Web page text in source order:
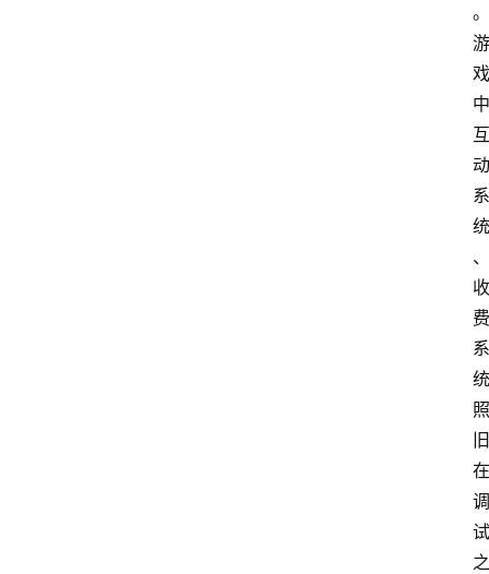
。
游
戏
中
互
动
系
统
、
收
费
系
统
照
旧
在
调
试
之